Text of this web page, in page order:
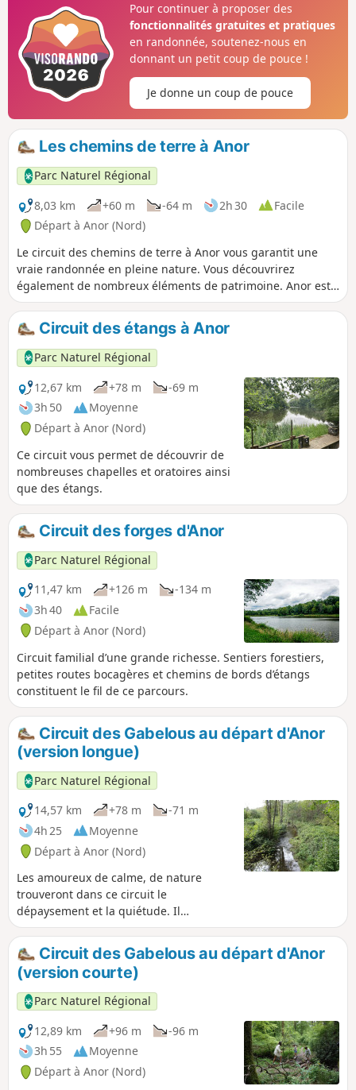
Pour continuer à proposer des
fonctionnalités gratuites et pratiques
en randonnée, soutenez-nous en
donnant un petit coup de pouce !
Je donne un coup de pouce
Les chemins de terre à Anor
Parc Naturel Régional
8,03 km
+60 m -64 m 2h 30
Facile
Départ à Anor (Nord)
Le circuit des chemins de terre à Anor vous garantit une
vraie randonnée en pleine nature. Vous découvrirez
également de nombreux éléments de patrimoine. Anor est
réputée pour sa richesse en chapelles et oratoires.
Circuit des étangs à Anor
Parc Naturel Régional
12,67 km
+78 m
-69 m
3h 50
Moyenne
Départ à Anor (Nord)
Ce circuit vous permet de découvrir de
nombreuses chapelles et oratoires ainsi
que des étangs.
Circuit des forges d'Anor
Parc Naturel Régional
11,47 km
+126 m
-134 m
3h 40
Facile
Départ à Anor (Nord)
Circuit familial d’une grande richesse. Sentiers forestiers,
petites routes bocagères et chemins de bords d’étangs
constituent le fil de ce parcours.
Circuit des Gabelous au départ d'Anor
(version longue)
Parc Naturel Régional
14,57 km
+78 m
-71 m
4h 25
Moyenne
Départ à Anor (Nord)
Les amoureux de calme, de nature
trouveront dans ce circuit le
dépaysement et la quiétude. Il
passeront deFrance en Belgique sans
toujours s’en apercevoir.
Circuit des Gabelous au départ d'Anor
(version courte)
Parc Naturel Régional
12,89 km
+96 m
-96 m
3h 55
Moyenne
Départ à Anor (Nord)